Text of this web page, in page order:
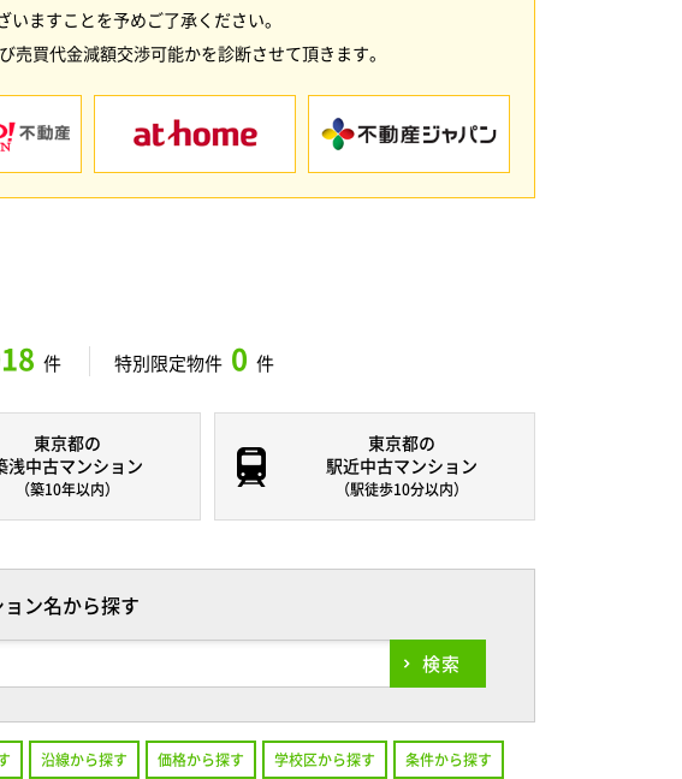
ますことを予めご了承ください。
買代金減額交渉可能かを診断させて頂きます。
件 特別限定物件 0 件
東京都の
浅中古マンション
（築10年以内）
東京都の
駅近中古マンション
（駅徒歩10分以内）
ン名から探す
検索
沿線から探す 価格から探す 学校区から探す 条件から探す